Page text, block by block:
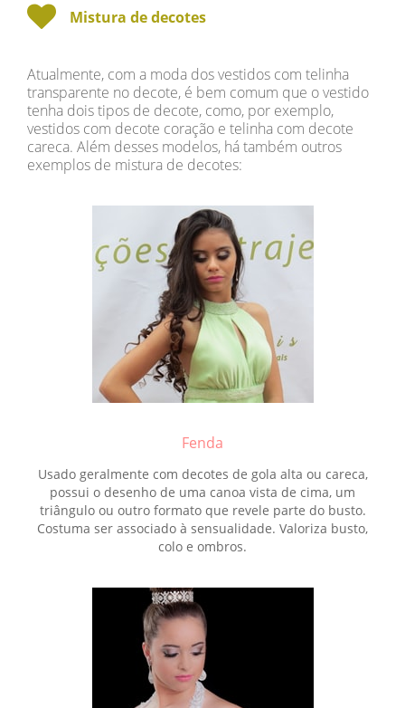
Mistura de decotes
Atualmente, com a moda dos vestidos com telinha
transparente no decote, é bem comum que o vestido
tenha dois tipos de decote, como, por exemplo,
vestidos com decote coração e telinha com decote
careca. Além desses modelos, há também outros
exemplos de mistura de decotes:
Fenda
Usado geralmente com decotes de gola alta ou careca,
possui o desenho de uma canoa vista de cima, um
triângulo ou outro formato que revele parte do busto.
Costuma ser associado à sensualidade. Valoriza busto,
colo e ombros.